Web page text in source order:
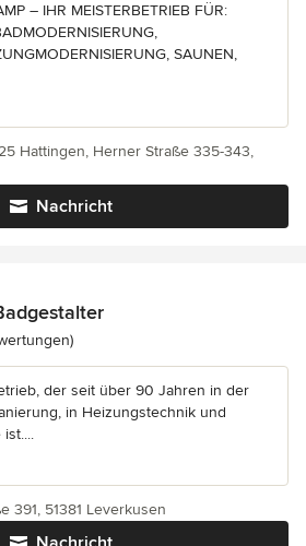
– IHR MEISTERBETRIEB FÜR:
SAUNEN,
Nachricht
Hattingen, Herner Straße 335-343,
5 von 5 Sternen
der seit über 90 Jahren in der
in Heizungstechnik und
391, 51381 Leverkusen